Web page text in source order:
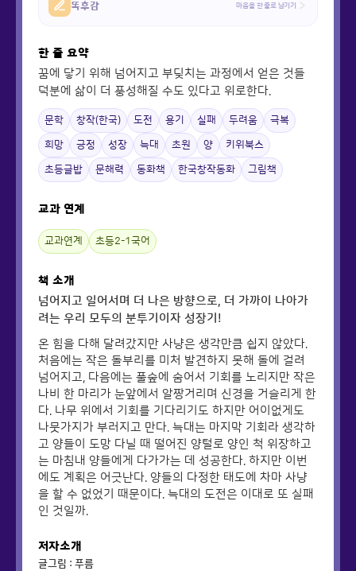
똑후감 마음을 한 줄로 남기기
한 줄 요약
꿈에 닿기 위해 넘어지고 부딪치는 과정에서 얻은 것들
덕분에 삶이 더 풍성해질 수도 있다고 위로한다.
문학 창작(한국) 도전 용기 실패 두려움 극복
희망 긍정 성장 늑대 초원 양 키위북스
초등글밥 문해력 동화책 한국창작동화 그림책
교과 연계
교과연계 초등2-1국어
책 소개
넘어지고 일어서며 더 나은 방향으로, 더 가까이 나아가
려는 우리 모두의 분투기이자 성장기!
온 힘을 다해 달려갔지만 사냥은 생각만큼 쉽지 않았다.
처음에는 작은 돌부리를 미처 발견하지 못해 돌에 걸려
넘어지고, 다음에는 풀숲에 숨어서 기회를 노리지만 작은
나비 한 마리가 눈앞에서 알짱거리며 신경을 거슬리게 한
다. 나무 위에서 기회를 기다리기도 하지만 어이없게도
나뭇가지가 부러지고 만다. 늑대는 마지막 기회라 생각하
고 양들이 도망 다닐 때 떨어진 양털로 양인 척 위장하고
는 마침내 양들에게 다가가는 데 성공한다. 하지만 이번
에도 계획은 어긋난다. 양들의 다정한 태도에 차마 사냥
을 할 수 없었기 때문이다. 늑대의 도전은 이대로 또 실패
인 것일까.
저자소개
글그림 : 푸름